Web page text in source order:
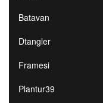
Batavan
Dtangler
Framesi
Plantur39